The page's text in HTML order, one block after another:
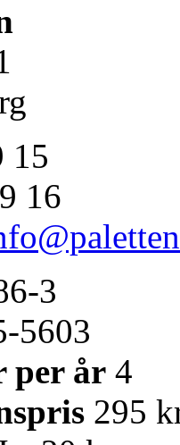
15
16
3
5603
per år 4
295